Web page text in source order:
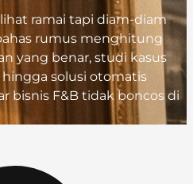
ramai tapi diam-diam
rumus menghitung
yang benar, studi kasus
solusi otomatis
bisnis F&B tidak boncos di